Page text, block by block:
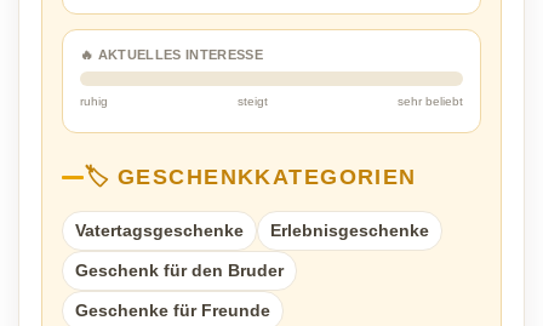
🔥 AKTUELLES INTERESSE
ruhig steigt sehr beliebt
🏷️ GESCHENKKATEGORIEN
Vatertagsgeschenke Erlebnisgeschenke
Geschenk für den Bruder
Geschenke für Freunde